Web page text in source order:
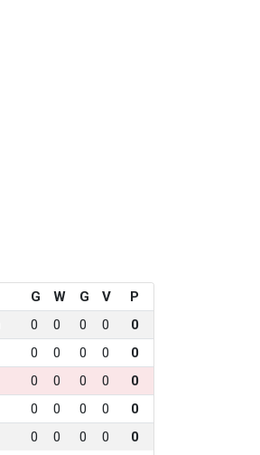
G W G V
P
0 0 0 0
0
0 0 0 0
0
0 0 0 0
0
0 0 0 0
0
0 0 0 0 0